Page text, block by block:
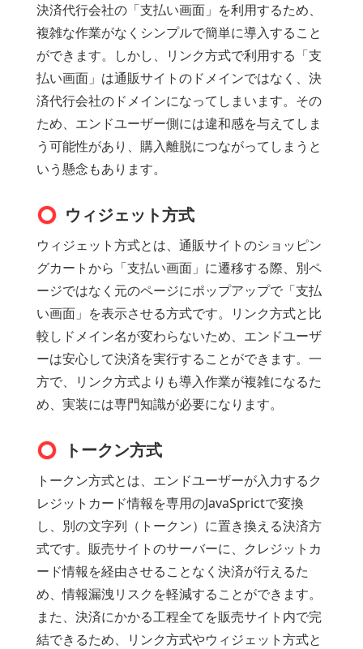
決済代行会社の「支払い画面」を利用するため、
複雑な作業がなくシンプルで簡単に導入すること
ができます。しかし、リンク方式で利用する「支
払い画面」は通販サイトのドメインではなく、決
済代行会社のドメインになってしまいます。その
ため、エンドユーザー側には違和感を与えてしま
う可能性があり、購入離脱につながってしまうと
いう懸念もあります。
ウィジェット方式
ウィジェット方式とは、通販サイトのショッピン
グカートから「支払い画面」に遷移する際、別ペ
ージではなく元のページにポップアップで「支払
い画面」を表示させる方式です。リンク方式と比
較しドメイン名が変わらないため、エンドユーザ
ーは安心して決済を実行することができます。一
方で、リンク方式よりも導入作業が複雑になるた
め、実装には専門知識が必要になります。
トークン方式
トークン方式とは、エンドユーザーが入力するク
レジットカード情報を専用のJavaSprictで変換
し、別の文字列（トークン）に置き換える決済方
式です。販売サイトのサーバーに、クレジットカ
ード情報を経由させることなく決済が行えるた
め、情報漏洩リスクを軽減することができます。
また、決済にかかる工程全てを販売サイト内で完
結できるため、リンク方式やウィジェット方式と